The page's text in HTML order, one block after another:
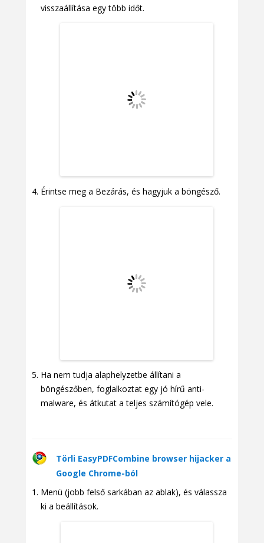
visszaállítása egy több időt.
Érintse meg a Bezárás, és hagyjuk a böngésző.
Ha nem tudja alaphelyzetbe állítani a
böngészőben, foglalkoztat egy jó hírű anti-
malware, és átkutat a teljes számítógép vele.
Törli EasyPDFCombine browser hijacker a
Google Chrome-ból
Menü (jobb felső sarkában az ablak), és válassza
ki a beállítások.